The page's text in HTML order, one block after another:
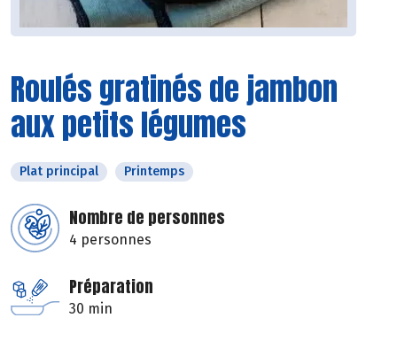
Roulés gratinés de jambon
aux petits légumes
Plat principal Printemps
Nombre de personnes
4 personnes
Préparation
30 min